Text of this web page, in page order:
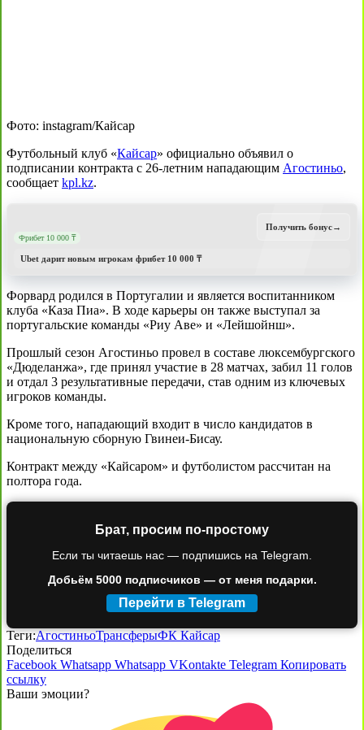
Фото: instagram/Кайсар
Футбольный клуб «Кайсар» официально объявил о
подписании контракта с 26-летним нападающим Агостиньо,
сообщает kpl.kz.
Фрибет 10 000 ₸
Ubet дарит новым игрокам фрибет 10 000 ₸
Получить бонус→
Форвард родился в Португалии и является воспитанником
клуба «Каза Пиа». В ходе карьеры он также выступал за
португальские команды «Риу Аве» и «Лейшойнш».
Прошлый сезон Агостиньо провел в составе люксембургского
«Дюделанжа», где принял участие в 28 матчах, забил 11 голов
и отдал 3 результативные передачи, став одним из ключевых
игроков команды.
Кроме того, нападающий входит в число кандидатов в
национальную сборную Гвинеи-Бисау.
Контракт между «Кайсаром» и футболистом рассчитан на
полтора года.
Брат, просим по-простому
Если ты читаешь нас — подпишись на Telegram.
Добьём 5000 подписчиков — от меня подарки.
Перейти в Telegram
Теги:АгостиньоТрансферыФК Кайсар
Поделиться
Facebook Whatsapp Whatsapp VKontakte Telegram Копировать
ссылку
Ваши эмоции?